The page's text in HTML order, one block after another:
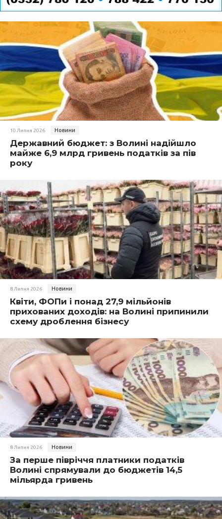
10 Липня 2026 Новини
Державний бюджет: з Волині надійшло
майже 6,9 млрд гривень податків за пів
року
8 Липня 2026 Новини
Квіти, ФОПи і понад 27,9 мільйонів
прихованих доходів: на Волині припинили
схему дроблення бізнесу
8 Липня 2026 Новини
За перше півріччя платники податків
Волині спрямували до бюджетів 14,5
мільярда гривень